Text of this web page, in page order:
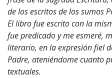
de los escritos de los sumos
El libro fue escrito con la
fue predicado y me esmeré,
literario, en la expresión fiel
Padre, ateniéndome cuanto
textuales.